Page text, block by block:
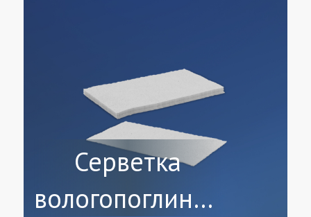
Серветка
вологопоглинаюча